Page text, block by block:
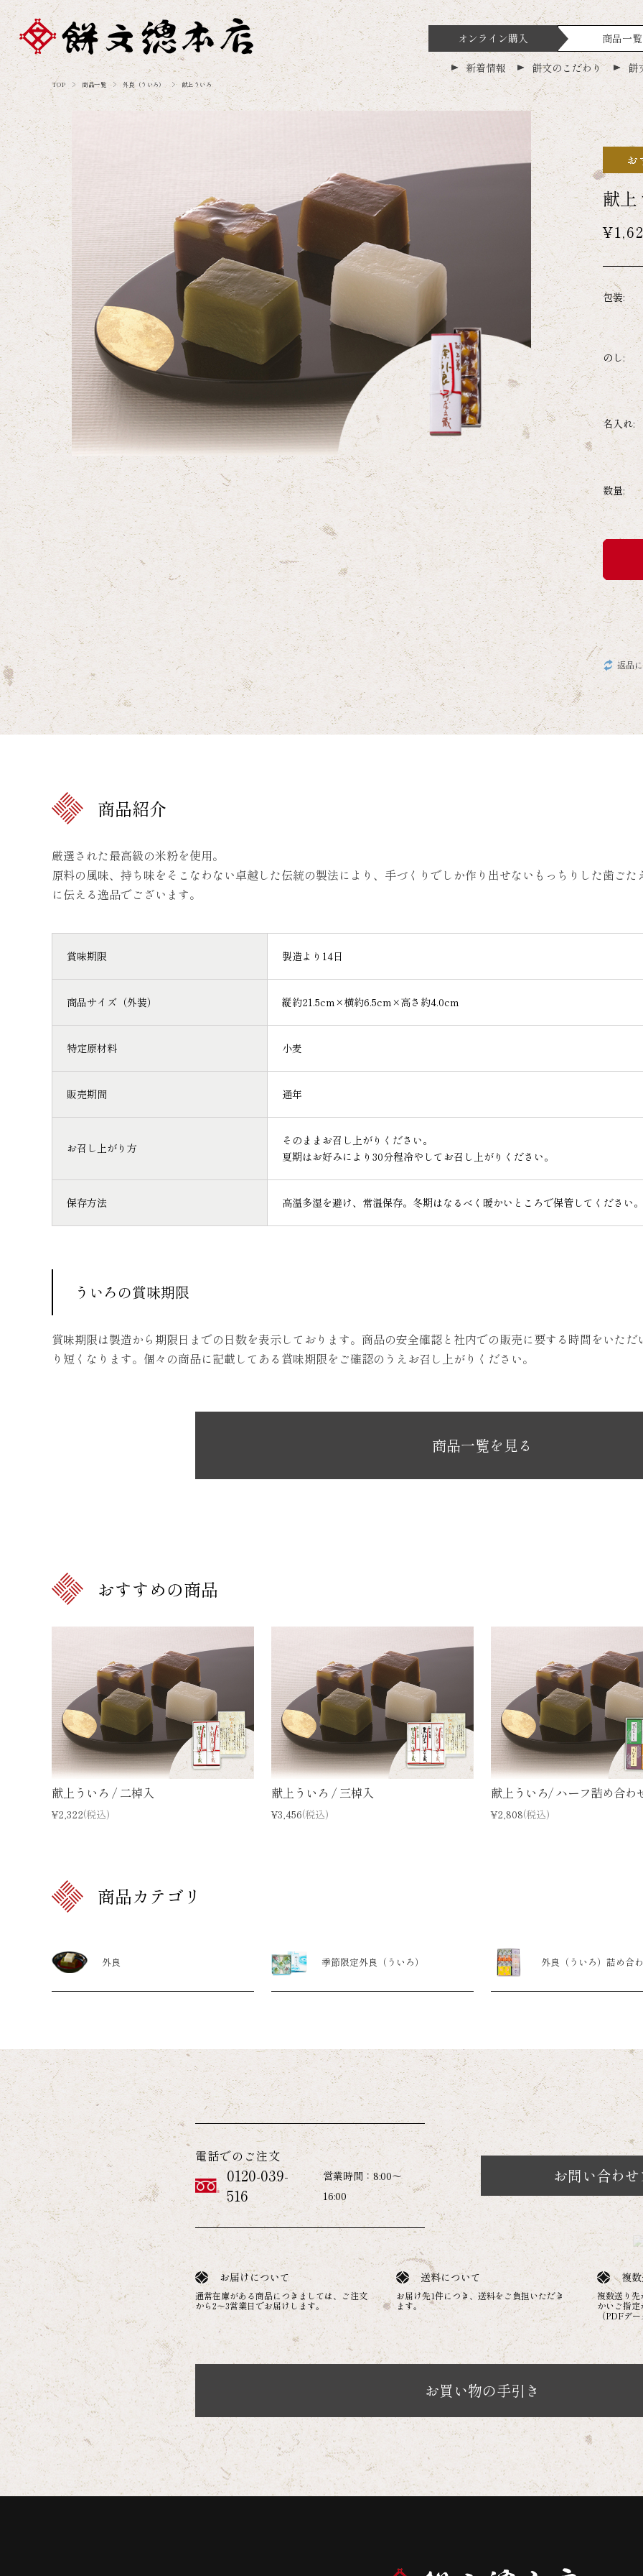
新着情報 餅文のこだわり 餅
オンライン購入 商品一覧
TOP 商品一覧 外良（ういろ） 献上ういろ
献上
包装:
のし:
名入れ:
数量:
返品
商品紹介
厳選された最高級の米粉を使用。
原料の風味、持ち味をそこなわない卓越した伝統の製法により、手づくりでしか作り出せないもっちりした歯ご
に伝える逸品でございます。
賞味期限 製造より14日
商品サイズ（外装） 縦約21.5cm×横約6.5cm×高さ約4.0cm
特定原材料 小麦
販売期間 通年
お召し上がり方
そのままお召し上がりください。
夏期はお好みにより30分程冷やしてお召し上がりください。
保存方法 高温多湿を避け、常温保存。冬期はなるべく暖かいところで保管してください。
ういろの賞味期限
賞味期限は製造から期限日までの日数を表示しております。商品の安全確認と社内での販売に要する時間をいた
り短くなります。個々の商品に記載してある賞味期限をご確認のうえお召し上がりください。
商品一覧を見る
おすすめの商品
献上ういろ / 二棹入
¥2,322(税込)
献上ういろ / 三棹入
¥3,456(税込)
献上ういろ/ ハーフ詰め合わ
¥2,808(税込)
商品カテゴリ
外良 季節限定外良（ういろ） 外良（ういろ）詰め合
電話でのご注文
0120-039-
516
営業時間：8:00～
16:00
お問い合わ
お届けについて
通常在庫がある商品につきましては、ご注文
から2～3営業日でお届けします。
送料について
お届け先1件につき、送料をご負担いただき
ます。
複
複数送り先
かいご指
（PDFデ
お買い物の手引き